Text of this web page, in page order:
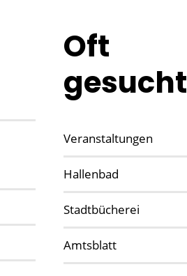
Oft
gesucht
Veranstaltungen
Hallenbad
Stadtbücherei
Amtsblatt